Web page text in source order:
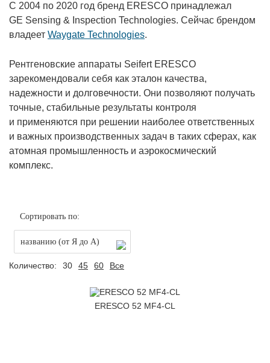
С 2004 по 2020 год бренд ERESCO принадлежал
GE Sensing & Inspection Technologies. Сейчас брендом
владеет Waygate Technologies.
Рентгеновские аппараты Seifert ERESCO
зарекомендовали себя как эталон качества,
надежности и долговечности. Они позволяют получать
точные, стабильные результаты контроля
и применяются при решении наиболее ответственных
и важных производственных задач в таких сферах, как
атомная промышленность и аэрокосмический
комплекс.
Сортировать по:
названию (от Я до А)
Количество: 30 45 60 Все
ERESCO 52 MF4-СL